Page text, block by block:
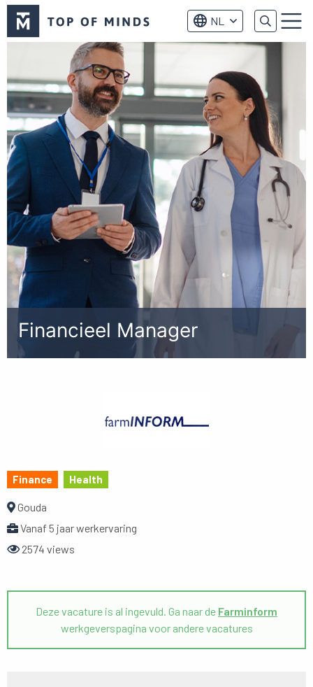
of
Minds
NL Menu
Financieel Manager
Finance Health
Gouda
Vanaf 5 jaar werkervaring
2574 views
Deze vacature is al ingevuld. Ga naar de Farminform
werkgeverspagina voor andere vacatures